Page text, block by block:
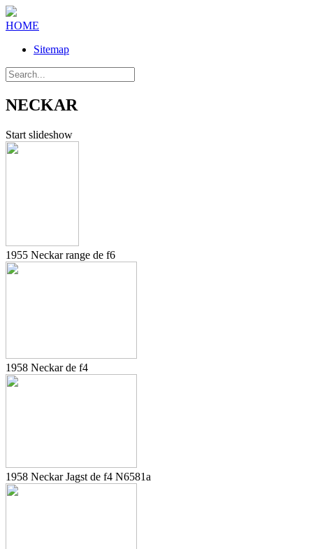
HOME
Sitemap
NECKAR
Start slideshow
1955 Neckar range de f6
1958 Neckar de f4
1958 Neckar Jagst de f4 N6581a